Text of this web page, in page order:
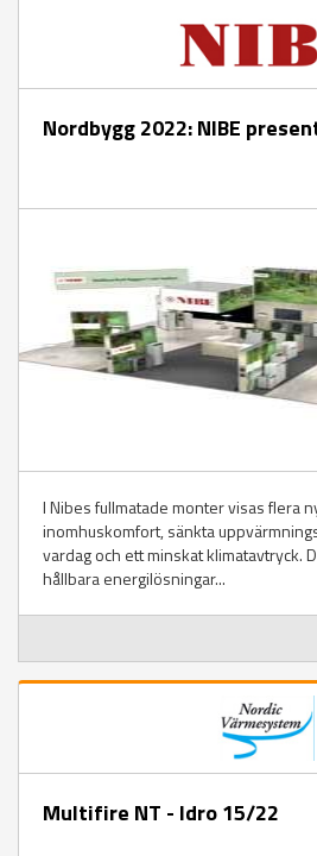
Nordbygg 2022: NIBE
I Nibes fullmatade monter visas flera
inomhuskomfort, sänkta
vardag och ett minskat klimatavtryck.
hållbara energilösningar...
Multifire NT - Idro 15/22